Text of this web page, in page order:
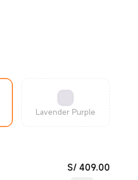
Lavender Purple
S/ 409.00